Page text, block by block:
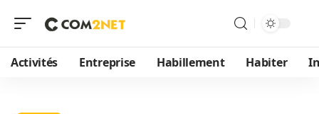
Activités Entreprise Habillement Habiter